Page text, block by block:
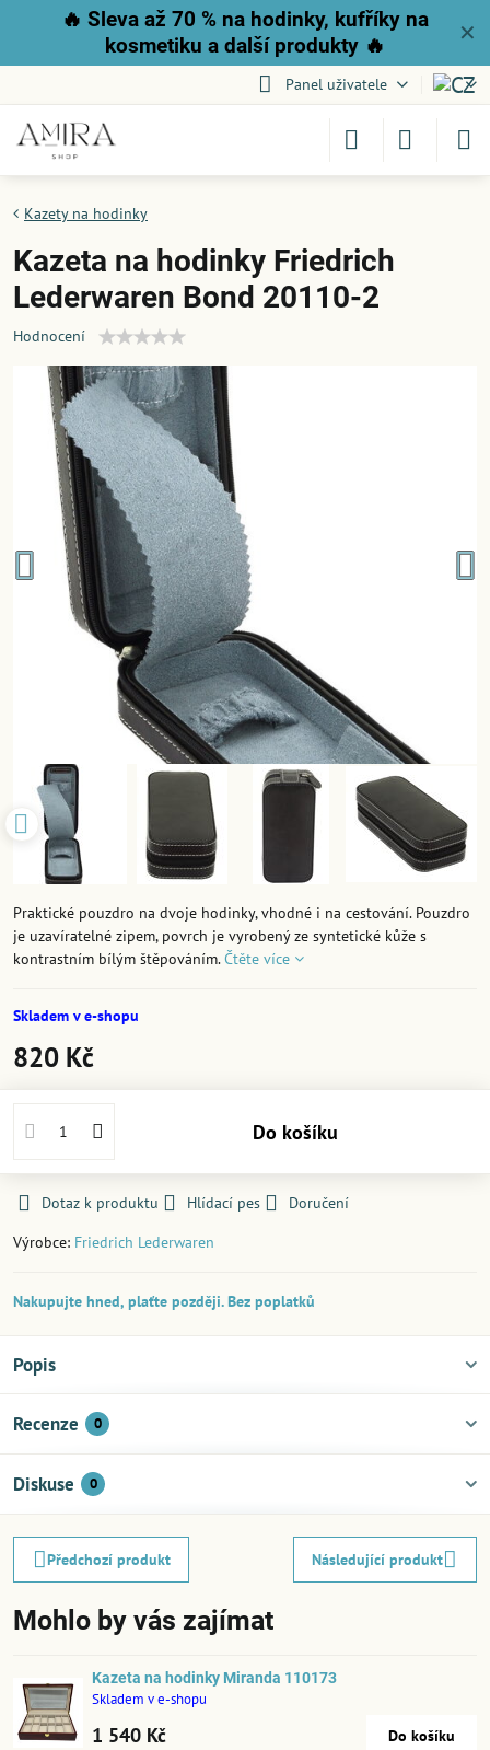
✕
🔥 Sleva až 70 % na hodinky, kufříky na
kosmetiku a další produkty 🔥
Panel uživatele
Kazety na hodinky
Kazeta na hodinky Friedrich
Lederwaren Bond 20110-2
Hodnocení
Praktické pouzdro na dvoje hodinky, vhodné i na cestování. Pouzdro
je uzavíratelné zipem, povrch je vyrobený ze syntetické kůže s
kontrastním bílým štěpováním.Čtěte více
Skladem v e-shopu
820 Kč
Do košíku
Dotaz k produktu Hlídací pes
Doručení
Výrobce: Friedrich Lederwaren
Nakupujte hned, plaťte později. Bez poplatků
Popis
Recenze 0
Diskuse 0
Předchozí produkt Následující produkt
Mohlo by vás zajímat
Kazeta na hodinky Miranda 110173
Skladem v e-shopu
1 540 Kč Do košíku